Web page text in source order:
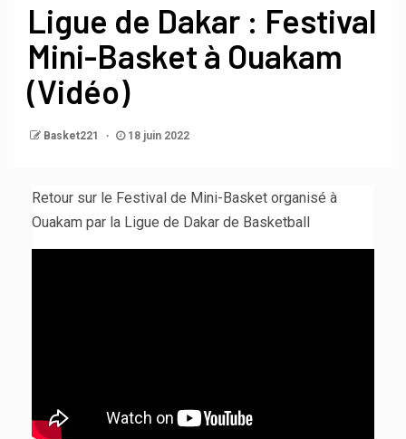
Ligue de Dakar : Festival
Mini-Basket à Ouakam
(Vidéo)
Basket221 18 juin 2022
Retour sur le Festival de Mini-Basket organisé à
Ouakam par la Ligue de Dakar de Basketball